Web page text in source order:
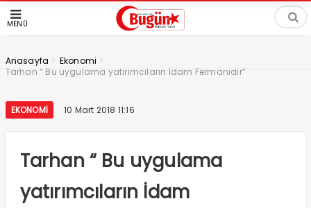
MENÜ
Anasayfa > Ekonomi >
Tarhan “ Bu uygulama yatırımcıların İdam Fermanıdır”
EKONOMI 10 Mart 2018 11:16
Tarhan “ Bu uygulama
yatırımcıların İdam